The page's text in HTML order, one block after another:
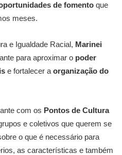
de fomento que
meses.
e Igualdade Racial, Marinei
para aproximar o poder
e fortalecer a organização do
com os Pontos de Cultura
e coletivos que querem se
o que é necessário para
as características e também